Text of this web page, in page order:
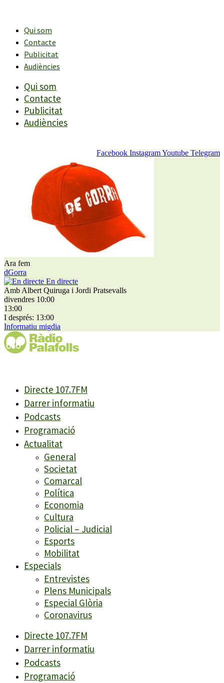
contingutQui som
Contacte
Publicitat
Audiències
Qui som
Contacte
Publicitat
Audiències
Facebook InstagramYoutube Telegram
Ara fem
dGorra
En directe
Amb Albert Quiruga i Jordi Pratsevalls
divendres 10:00
13:00
I després: 13:00
Informatiu migdia
Directe 107.7FM
Darrer informatiu
Podcasts
Programació
Actualitat
General
Societat
Comarcal
Política
Economia
Cultura
Policial – Judicial
Esports
Mobilitat
Especials
Entrevistes
Plens Municipals
Especial Glòria
Coronavirus
Directe 107.7FM
Darrer informatiu
Podcasts
Programació